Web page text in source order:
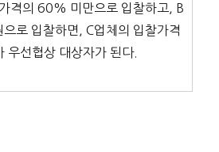
격의 60% 미만으로 입찰하고, B
로 입찰하면, C업체의 입찰가격
우선협상 대상자가 된다.